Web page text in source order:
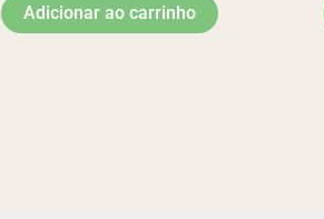
Adicionar ao carrinho